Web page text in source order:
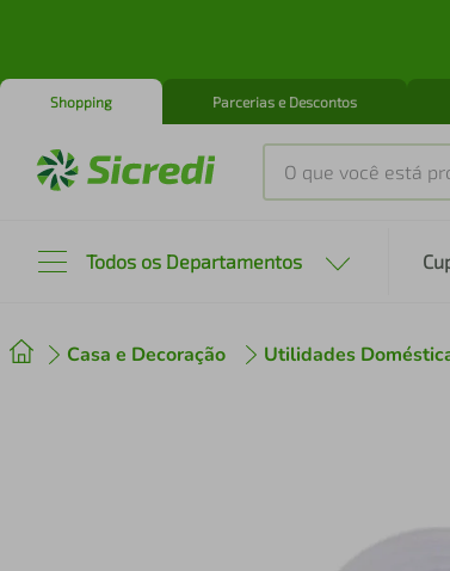
Shopping Parcerias e Descontos
O que você está
Todos os Departamentos
Casa e Decoração Utilidades
º cafeteira